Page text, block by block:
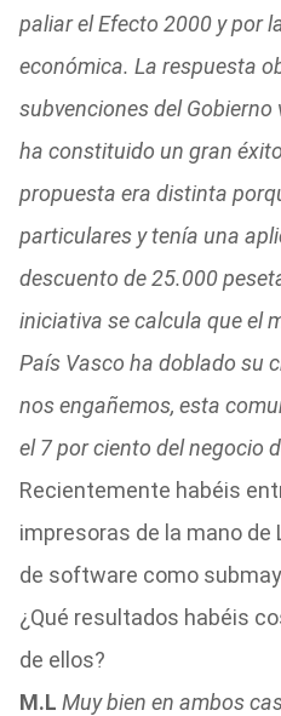
paliar el Efecto 2000 y por
económica. La respuesta
subvenciones del
ha constituido un gran
propuesta era distinta
particulares y tenía una
descuento de 25.000
iniciativa se calcula que el
País Vasco ha doblado su
nos engañemos, esta
el 7 por ciento del negocio
Recientemente habéis
impresoras de la mano de
de software como
¿Qué resultados habéis
de ellos?
M.L Muy bien en ambos